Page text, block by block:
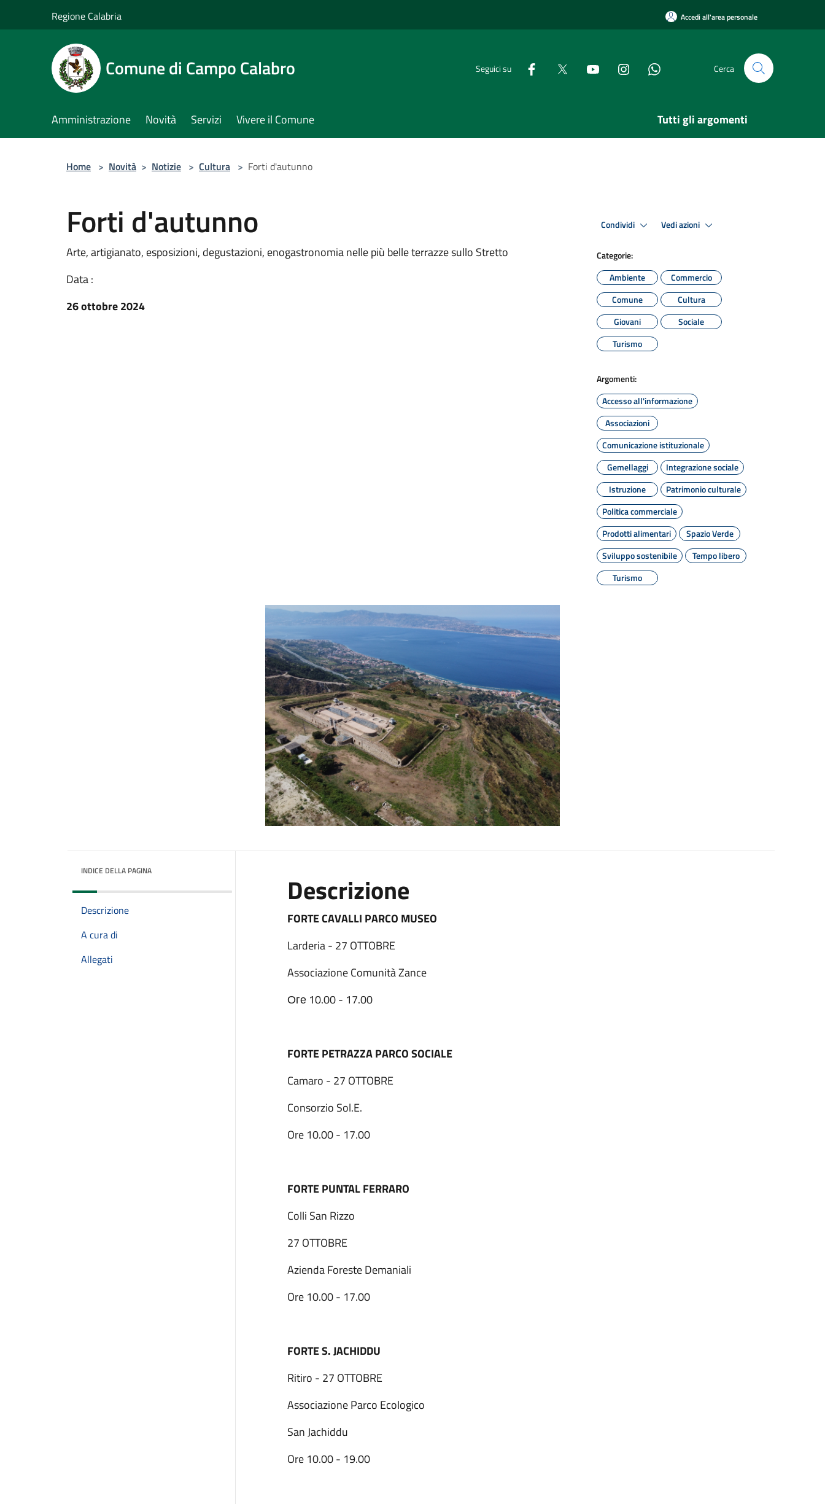
Regione Calabria Accedi all'area personale
Comune di Campo Calabro Seguici su Cerca
Amministrazione Novità Servizi Vivere il Comune Tutti gli argomenti
Home > Novità > Notizie > Cultura > Forti d'autunno
Forti d'autunno
Arte, artigianato, esposizioni, degustazioni, enogastronomia nelle più belle terrazze sullo Stretto
Data :
26 ottobre 2024
Condividi Vedi azioni
Categorie:
Ambiente
Commercio
Comune
Cultura
Giovani
Sociale
Turismo
Argomenti:
Accesso all'informazione
Associazioni
Comunicazione istituzionale
Gemellaggi
Integrazione sociale
Istruzione
Patrimonio culturale
Politica commerciale
Prodotti alimentari
Spazio Verde
Sviluppo sostenibile
Tempo libero
Turismo
INDICE DELLA PAGINA
Descrizione
A cura di
Allegati
Descrizione
FORTE CAVALLI PARCO MUSEO
Larderia - 27 OTTOBRE
Associazione Comunità Zance
Оге 10.00 - 17.00
FORTE PETRAZZA PARCO SOCIALE
Camaro - 27 OTTOBRE
Consorzio Sol.E.
Ore 10.00 - 17.00
FORTE PUNTAL FERRARO
Colli San Rizzo
27 OTTOBRE
Azienda Foreste Demaniali
Ore 10.00 - 17.00
FORTE S. JACHIDDU
Ritiro - 27 OTTOBRE
Associazione Parco Ecologico
San Jachiddu
Ore 10.00 - 19.00